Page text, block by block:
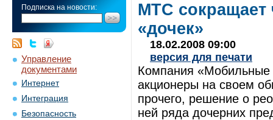
Подписка на новости:
Управление
документами
Интернет
Интеграция
Безопасность
МТС сокращает
«дочек»
18.02.2008 09:00
версия для печати
Компания
акционеры на своем
прочего, решение о
ней ряда дочерних